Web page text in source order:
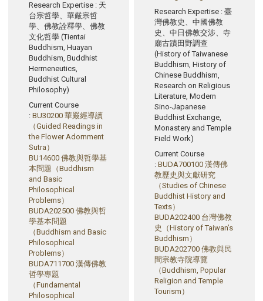
Research Expertise : 天
台宗哲學、華嚴宗哲
學、佛教詮釋學、佛教
文化哲學 (Tientai
Buddhism, Huayan
Buddhism, Buddhist
Hermeneutics,
Buddhist Cultural
Philosophy)
Current Course
:BU30200 華嚴經導讀
（Guided Readings in
the Flower Adornment
Sutra）
BU14600 佛教與哲學基
本問題（Buddhism
and Basic
Philosophical
Problems）
BUDA202500 佛教與哲
學基本問題
（Buddhism and Basic
Philosophical
Problems）
BUDA711700 漢傳佛教
哲學專題
（Fundamental
Philosophical
Research Expertise : 臺
灣佛教史、中國佛教
史、中日佛教交涉、寺
廟古蹟田野調查
(History of Taiwanese
Buddhism, History of
Chinese Buddhism,
Research on Religious
Literature, Modern
Sino-Japanese
Buddhist Exchange,
Monastery and Temple
Field Work)
Current Course
:BUDA700100 漢傳佛
教歷史與文獻研究
（Studies of Chinese
Buddhist History and
Texts）
BUDA202400 台灣佛教
史（History of Taiwan’s
Buddhism）
BUDA202700 佛教與民
間宗教寺院導覽
（Buddhism, Popular
Religion and Temple
Tourism）